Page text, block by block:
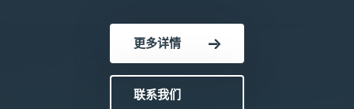
更多详情
联系我们